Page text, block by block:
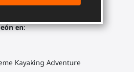
en:
Kayaking Adventure